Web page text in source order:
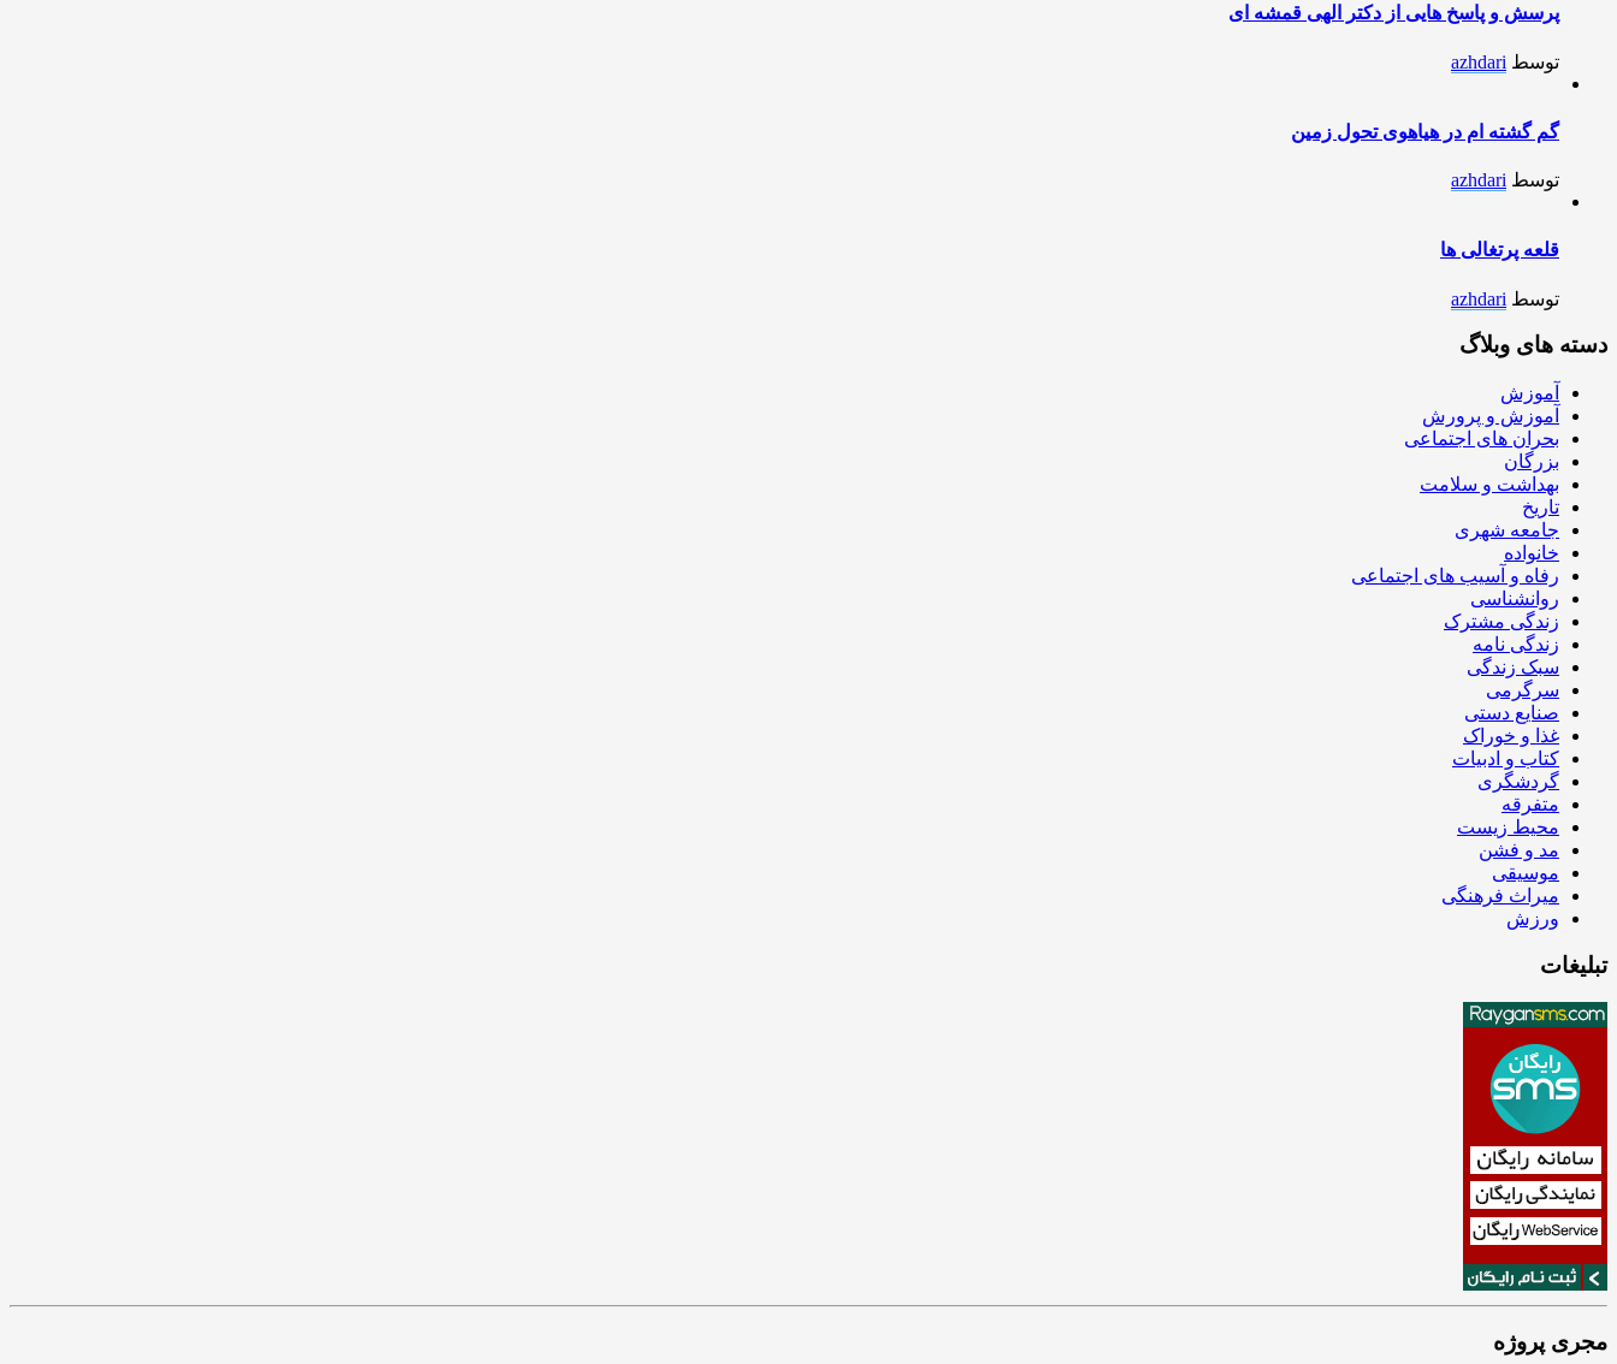
پرسش و پاسخ هایی از دکتر الهی قمشه ای
توسط azhdari
گم گشته ام در هیاهوی تحول زمین
توسط azhdari
قلعه پرتغالی ها
توسط azhdari
دسته های وبلاگ
آموزش
آموزش و پرورش
بحران های اجتماعی
بزرگان
بهداشت و سلامت
تاریخ
جامعه شهری
خانواده
رفاه و آسیب های اجتماعی
روانشناسی
زندگی مشترک
زندگی نامه
سبک زندگی
سرگرمی
صنایع دستی
غذا و خوراک
کتاب و ادبیات
گردشگری
متفرقه
محیط زیست
مد و فشن
موسیقی
میراث فرهنگی
ورزش
تبلیغات
مجری پروژه